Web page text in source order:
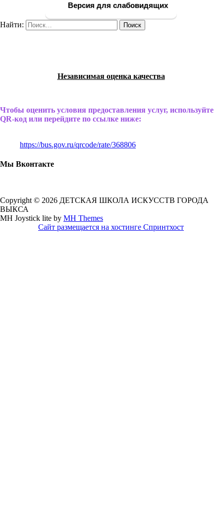
Версия для слабовидящих
Найти:
Независимая оценка качества
Чтобы оценить условия предоставления услуг, используйте
QR-код или перейдите по ссылке ниже:
https://bus.gov.ru/qrcode/rate/368806
Мы Вконтакте
Copyright © 2026 ДЕТСКАЯ ШКОЛА ИСКУССТВ ГОРОДА
ВЫКСА
MH Joystick lite by MH Themes
Сайт размещается на хостинге Спринтхост